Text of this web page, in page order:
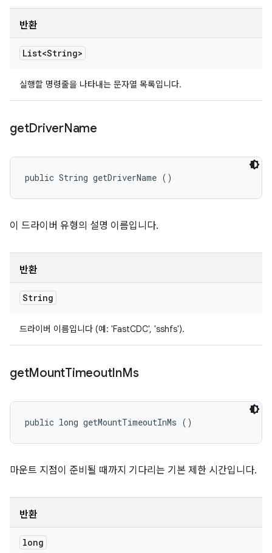
반환
List<String>
실행할 명령줄을 나타내는 문자열 목록입니다.
getDriverName
public String getDriverName ()
이 드라이버 유형의 설명 이름입니다.
반환
String
드라이버 이름입니다 (예: 'FastCDC', 'sshfs').
getMountTimeoutInMs
public long getMountTimeoutInMs ()
마운트 지점이 준비될 때까지 기다리는 기본 제한 시간입니다.
반환
long